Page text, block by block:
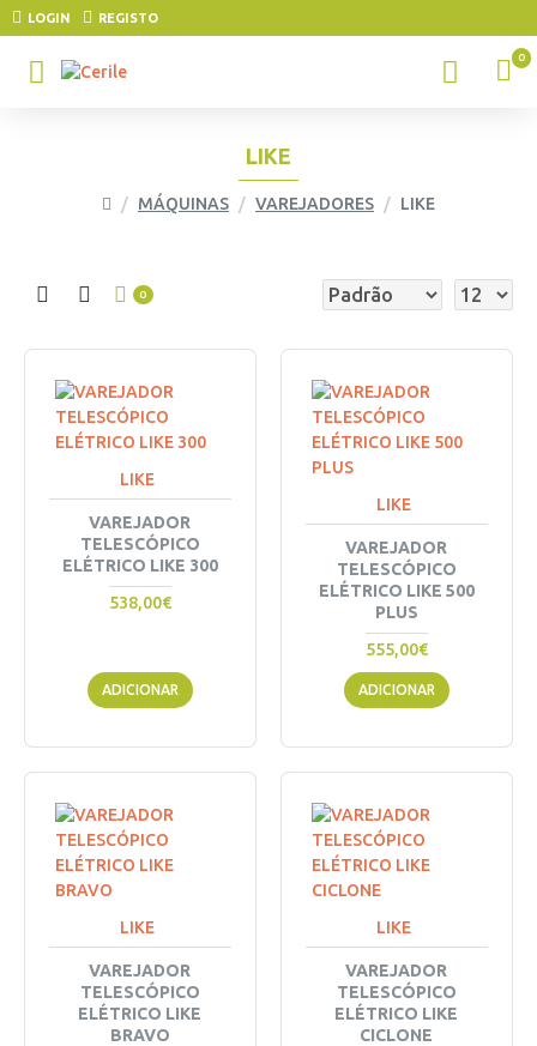
LOGIN REGISTO
0
MÁQUINAS VAREJADORES LIKE
LIKE
0
LIKE
VAREJADOR
TELESCÓPICO
ELÉTRICO LIKE 300
538,00€
ADICIONAR
LIKE
VAREJADOR
TELESCÓPICO
ELÉTRICO LIKE 500
PLUS
555,00€
ADICIONAR
LIKE
VAREJADOR
TELESCÓPICO
ELÉTRICO LIKE
BRAVO
LIKE
VAREJADOR
TELESCÓPICO
ELÉTRICO LIKE
CICLONE